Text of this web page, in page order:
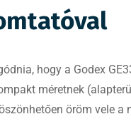
hogy a Godex
méretnek
öröm vele a